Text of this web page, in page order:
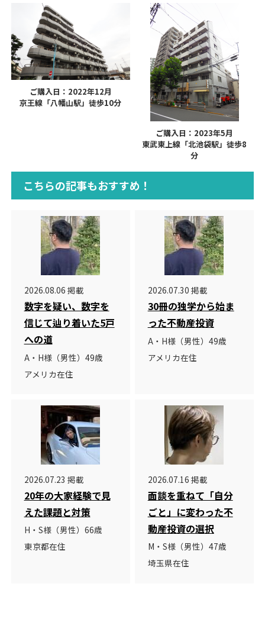
ご購入日：2022年12月
京王線「八幡山駅」徒歩10分
ご購入日：2023年5月
東武東上線「北池袋駅」徒歩8
分
こちらの記事もおすすめ！
2026.08.06 掲載
数字を疑い、数字を
信じて辿り着いた5戸
への道
A・H様（男性）49歳
アメリカ在住
2026.07.30 掲載
30冊の独学から始ま
った不動産投資
A・H様（男性）49歳
アメリカ在住
2026.07.23 掲載
20年の大家経験で見
えた課題と対策
H・S様（男性）66歳
東京都在住
2026.07.16 掲載
面談を重ねて「自分
ごと」に変わった不
動産投資の選択
M・S様（男性）47歳
埼玉県在住